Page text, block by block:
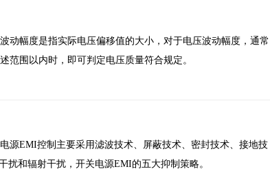
动幅度是指实际电压偏移值的大小，对于电压波动幅度，通常
范围以内时，即可判定电压质量符合规定。
源EMI控制主要采用滤波技术、屏蔽技术、密封技术、接地技
扰和辐射干扰，开关电源EMI的五大抑制策略。